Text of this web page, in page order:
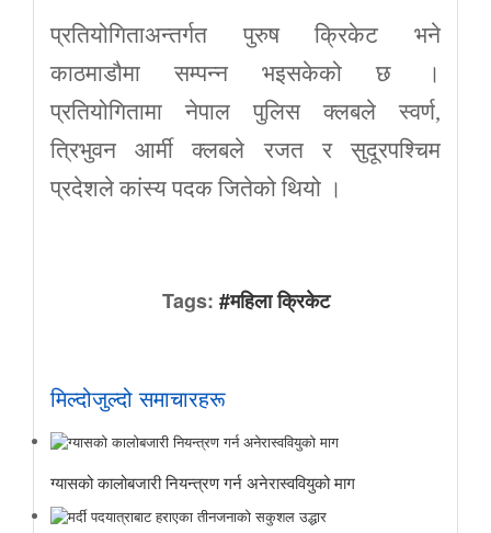
प्रतियोगिताअन्तर्गत पुरुष क्रिकेट भने
काठमाडौमा सम्पन्न भइसकेको छ ।
प्रतियोगितामा नेपाल पुलिस क्लबले स्वर्ण,
त्रिभुवन आर्मी क्लबले रजत र सुदूरपश्चिम
प्रदेशले कांस्य पदक जितेको थियो ।
Tags: #महिला क्रिकेट
मिल्दोजुल्दो समाचारहरू
ग्यासको कालोबजारी नियन्त्रण गर्न अनेरास्ववियुको माग